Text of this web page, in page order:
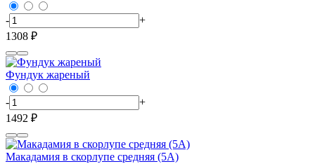
-
+
1308 ₽
Фундук жареный
-
+
1492 ₽
Макадамия в скорлупе средняя (5А)